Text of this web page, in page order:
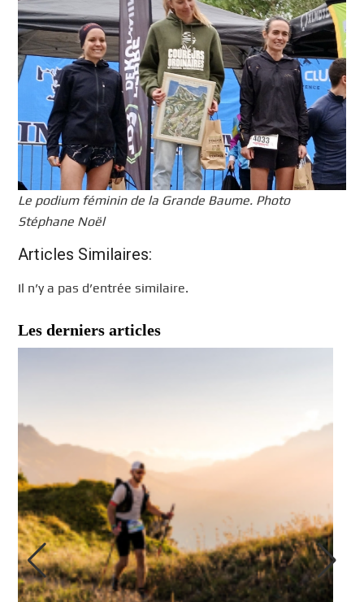
Le podium féminin de la Grande Baume. Photo
Stéphane Noël
Articles Similaires:
Il n’y a pas d’entrée similaire.
Les derniers articles